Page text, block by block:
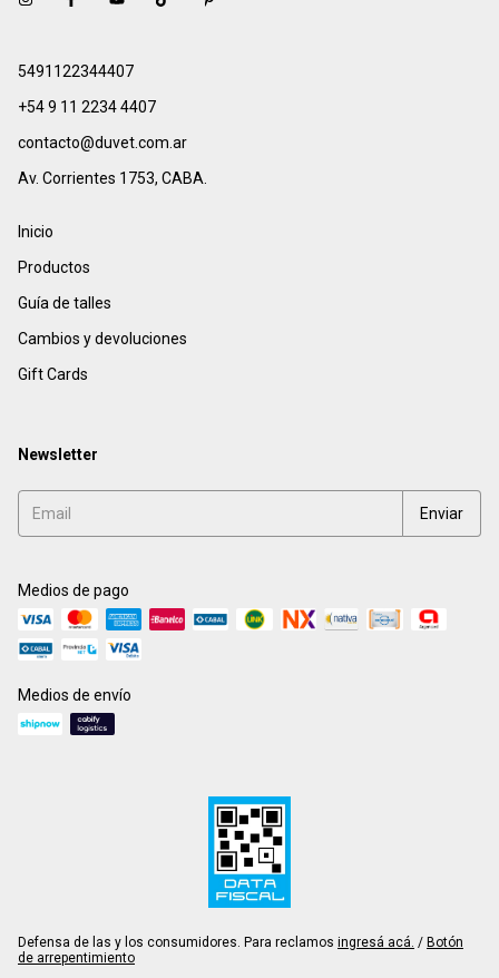
5491122344407
+54 9 11 2234 4407
contacto@duvet.com.ar
Av. Corrientes 1753, CABA.
Inicio
Productos
Guía de talles
Cambios y devoluciones
Gift Cards
Newsletter
Medios de pago
Medios de envío
Defensa de las y los consumidores. Para reclamos ingresá acá. / Botón
de arrepentimiento